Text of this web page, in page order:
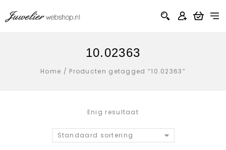
10.02363
Home / Producten getagged “10.02363”
Enig resultaat
Standaard sortering